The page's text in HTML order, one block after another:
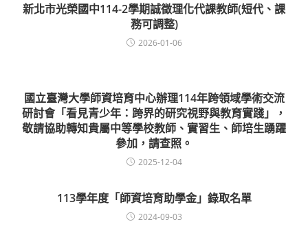
新北市光榮國中114-2學期誠徵理化代課教師(短代、課
務可調整)
2026-01-06
國立臺灣大學師資培育中心辦理114年跨領域學術交流
研討會「看見青少年：跨界的研究視野與教育實踐」，
敬請協助轉知貴屬中等學校教師、實習生、師培生踴躍
參加，請查照。
2025-12-04
113學年度「師資培育助學金」錄取名單
2024-09-03